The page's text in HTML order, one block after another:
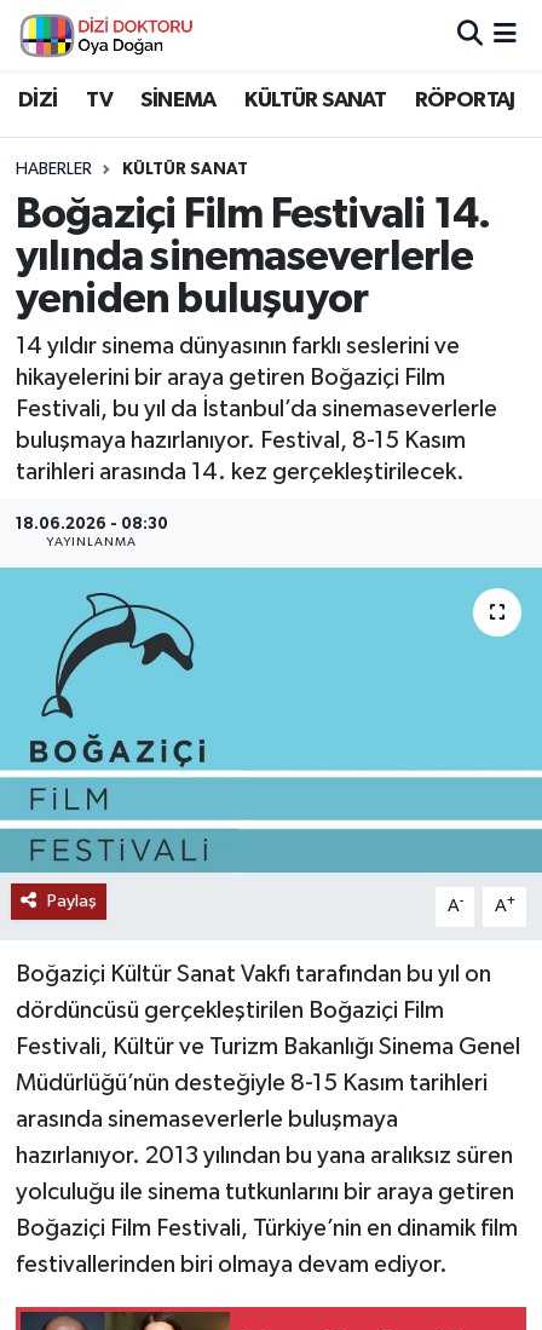
DİZİ TV SİNEMA KÜLTÜR SANAT RÖPORTAJ
HABERLER KÜLTÜR SANAT
Boğaziçi Film Festivali 14.
yılında sinemaseverlerle
yeniden buluşuyor
14 yıldır sinema dünyasının farklı seslerini ve
hikayelerini bir araya getiren Boğaziçi Film
Festivali, bu yıl da İstanbul’da sinemaseverlerle
buluşmaya hazırlanıyor. Festival, 8-15 Kasım
tarihleri arasında 14. kez gerçekleştirilecek.
18.06.2026 - 08:30
YAYINLANMA
Paylaş A- A+
Boğaziçi Kültür Sanat Vakfı tarafından bu yıl on
dördüncüsü gerçekleştirilen Boğaziçi Film
Festivali, Kültür ve Turizm Bakanlığı Sinema Genel
Müdürlüğü’nün desteğiyle 8-15 Kasım tarihleri
arasında sinemaseverlerle buluşmaya
hazırlanıyor. 2013 yılından bu yana aralıksız süren
yolculuğu ile sinema tutkunlarını bir araya getiren
Boğaziçi Film Festivali, Türkiye’nin en dinamik film
festivallerinden biri olmaya devam ediyor.
İstanbul Nöbetçi Eczaneler
İstanbul Namaz Vakitleri
İstanbul Trafik Yoğunluk Haritası
Süper Lig Puan Durumu ve Fikstür
Tüm Manşetler
Son Dakika Haberleri
Haber Arşivi